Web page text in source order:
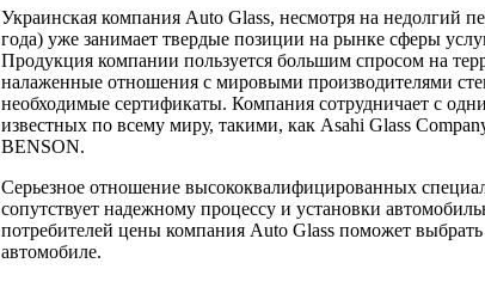
Украинская компания Auto Glass, несмотря на недолгий
года) уже занимает твердые позиции на рынке сферы
Продукция компании пользуется большим спросом на
налаженные отношения с мировыми производителями
необходимые сертификаты. Компания сотрудничает с
известных по всему миру, такими, как Asahi Glass
BENSON.
Серьезное отношение высококвалифицированных
сопутствует надежному процессу и установки
потребителей цены компания Auto Glass поможет
автомобиле.